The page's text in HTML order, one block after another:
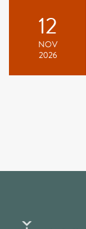
12
NOV
2026